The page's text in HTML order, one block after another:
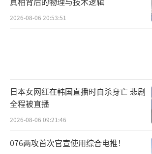
丽文认为，台湾作为中华民族
和完整的产业链体系。如果双
见、加强合作，台湾企业将获
间，青年一代也将有更多实现
种“1+1大于2”的逻辑不是简
乘数效应带来的质变。
2026-08-06 20:53:51
日本女网红在韩国直播时自杀身亡 悲剧
全程被直播
2026-08-06 09:21:46
076两攻首次官宣使用综合电推！